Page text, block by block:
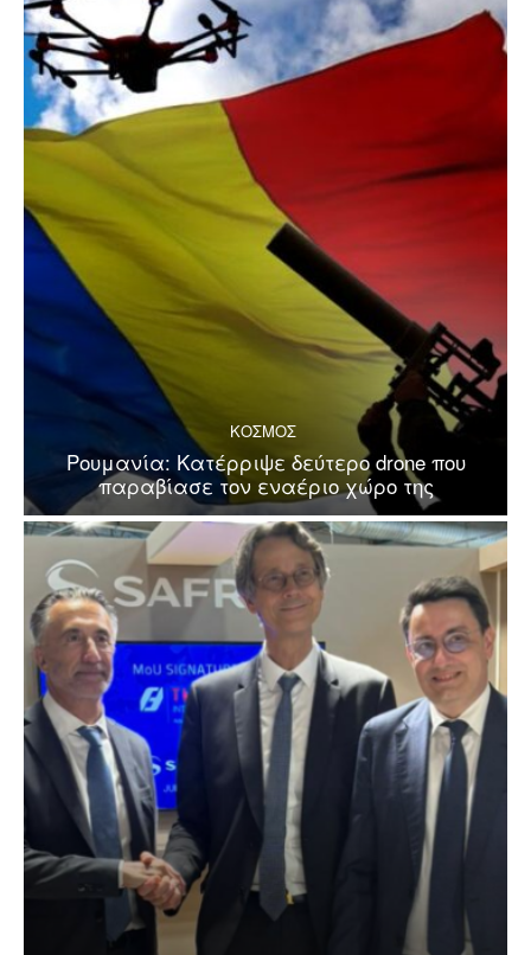
ΚΟΣΜΟΣ
Ρουμανία: Κατέρριψε δεύτερο drone που
παραβίασε τον εναέριο χώρο της